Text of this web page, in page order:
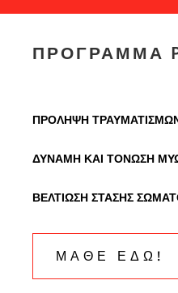
ΠΡΟΓΡΆΜΜΑ
ΠΡΟΛΗΨΗ
ΔΥΝΑΜΗ ΚΑΙ ΤΟΝΩΣΗ
ΒΕΛΤΙΩΣΗ ΣΤΑΣΗΣ
ΜΑΘΕ ΕΔΩ!